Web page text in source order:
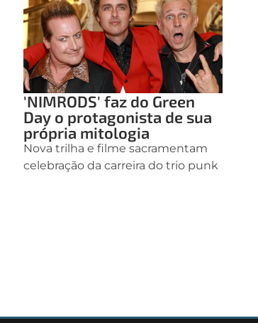
'NIMRODS' faz do Green
Day o protagonista de sua
própria mitologia
Nova trilha e filme sacramentam
celebração da carreira do trio punk